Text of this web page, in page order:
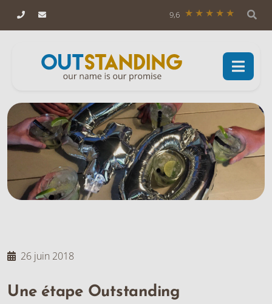
9,6
26 juin 2018
Une étape Outstanding